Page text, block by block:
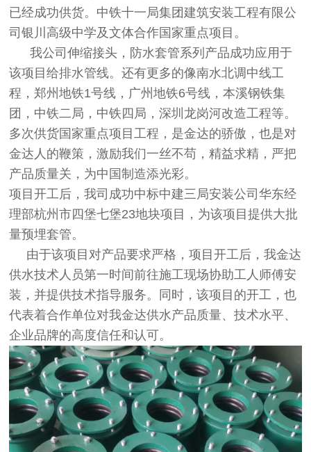
已经成功供货。中铁十一局集团建筑安装工程有限公
司银川高级中学及文体合作国家重点项目。
我公司伸缩接头，防水套管系列产品成功应用于
该项目给排水管线。还有更多的像南水北调中线工
程，郑州地铁1号线，广州地铁6号线，本溪钢铁集
团，中铁二局，中铁四局，深圳龙岗河改造工程等。
多次供货国家重点项目工程，是金达的骄傲，也是对
金达人的鞭策，激励我们一丝不苟，精益求精，严把
产品质量关，为中国制造添光彩。
项目开工后，我司成功中标中建三局安装公司华东经
理部杭州市四堡七堡23地块项目，为该项目提供大批
量预埋套管。
由于该项目对产品要求严格，项目开工后，我金达
供水技术人员第一时间前往施工现场协助工人师傅安
装，并提供技术指导服务。同时，该项目的开工，也
代表着合作单位对我金达供水产品质量、技术水平、
企业品牌的高度信任和认可。